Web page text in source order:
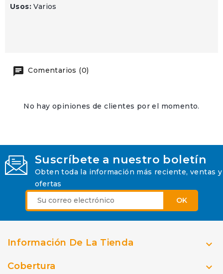
Usos: Varios
Comentarios (0)
No hay opiniones de clientes por el momento.
Suscríbete a nuestro boletín
Obten toda la información más reciente, ventas y
ofertas
Información De La Tienda 
Cobertura 